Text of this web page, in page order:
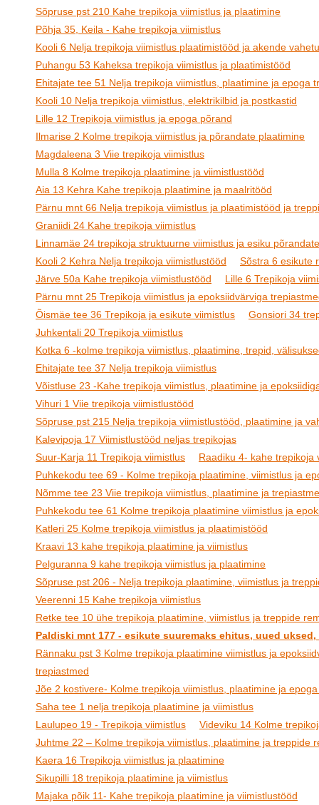
Sõpruse pst 210 Kahe trepikoja viimistlus ja plaatimine
Põhja 35, Keila - Kahe trepikoja viimistlus
Kooli 6 Nelja trepikoja viimistlus plaatimistööd ja akende
Puhangu 53 Kaheksa trepikoja viimistlus ja plaatimistööd
Ehitajate tee 51 Nelja trepikoja viimistlus, plaatimine ja epoga
Kooli 10 Nelja trepikoja viimistlus, elektrikilbid ja postkastid
Lille 12 Trepikoja viimistlus ja epoga põrand
Ilmarise 2 Kolme trepikoja viimistlus ja põrandate plaatimine
Magdaleena 3 Viie trepikoja viimistlus
Mulla 8 Kolme trepikoja plaatimine ja viimistlustööd
Aia 13 Kehra Kahe trepikoja plaatimine ja maalritööd
Pärnu mnt 66 Nelja trepikoja viimistlus ja plaatimistööd ja
Graniidi 24 Kahe trepikoja viimistlus
Linnamäe 24 trepikoja struktuurne viimistlus ja esiku
Kooli 2 Kehra Nelja trepikoja viimistlustööd
Sõstra 6 esikute
Järve 50a Kahe trepikoja viimistlustööd
Lille 6 Trepikoja
Pärnu mnt 25 Trepikoja viimistlus ja epoksiidvärviga
Õismäe tee 36 Trepikoja ja esikute viimistlus
Gonsiori 34
Juhkentali 20 Trepikoja viimistlus
Kotka 6 -kolme trepikoja viimistlus, plaatimine, trepid,
Ehitajate tee 37 Nelja trepikoja viimistlus
Võistluse 23 -Kahe trepikoja viimistlus, plaatimine ja
Vihuri 1 Viie trepikoja viimistlustööd
Sõpruse pst 215 Nelja trepikoja viimistlustööd, plaatimine ja
Kalevipoja 17 Viimistlustööd neljas trepikojas
Suur-Karja 11 Trepikoja viimistlus
Raadiku 4- kahe trepikoja
Puhkekodu tee 69 - Kolme trepikoja plaatimine, viimistlus ja
Nõmme tee 23 Viie trepikoja viimistlus, plaatimine ja
Puhkekodu tee 61 Kolme trepikoja plaatimine viimistlus ja
Katleri 25 Kolme trepikoja viimistlus ja plaatimistööd
Kraavi 13 kahe trepikoja plaatimine ja viimistlus
Pelguranna 9 kahe trepikoja viimistlus ja plaatimine
Sõpruse pst 206 - Nelja trepikoja plaatimine, viimistlus ja
Veerenni 15 Kahe trepikoja viimistlus
Retke tee 10 ühe trepikoja plaatimine, viimistlus ja treppide
Paldiski mnt 177 - esikute suuremaks ehitus, uued
Rännaku pst 3 Kolme trepikoja plaatimine viimistlus ja
trepiastmed
Jõe 2 kostivere- Kolme trepikoja viimistlus, plaatimine ja
Saha tee 1 nelja trepikoja plaatimine ja viimistlus
Laulupeo 19 - Trepikoja viimistlus
Videviku 14 Kolme
Juhtme 22 – Kolme trepikoja viimistlus, plaatimine ja treppide
Kaera 16 Trepikoja viimistlus ja plaatimine
Sikupilli 18 trepikoja plaatimine ja viimistlus
Majaka põik 11- Kahe trepikoja plaatimine ja viimistlustööd